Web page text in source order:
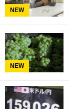
NEW
NEW